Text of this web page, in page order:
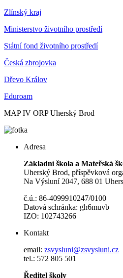
Zlínský kraj
Ministerstvo životního prostředí
Státní fond životního prostředí
Česká zbrojovka
Dřevo Králov
Eduroam
MAP IV ORP Uherský Brod
Adresa
Základní škola a Mateřská
Uherský Brod, příspěvková
Na Výsluní 2047, 688 01
č.ú.: 86-4099910247/0100
Datová schránka: gh6muvb
IZO: 102743266
Kontakt
email: zsvysluni@zsvysluni.cz
tel.: 572 805 501
Ředitel školy